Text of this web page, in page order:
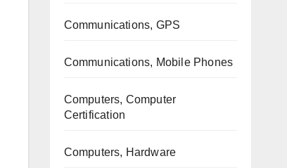
Communications, GPS
Communications, Mobile Phones
Computers, Computer
Certification
Computers, Hardware